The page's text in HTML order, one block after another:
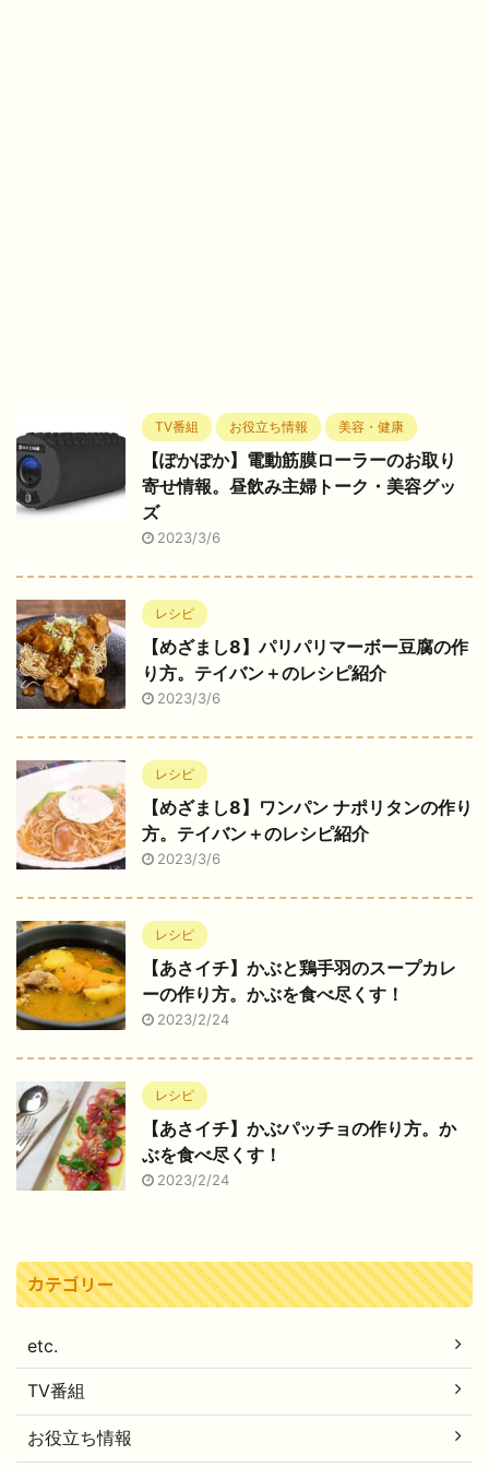
TV番組 お役立ち情報 美容・健康
【ぽかぽか】電動筋膜ローラーのお取り
寄せ情報。昼飲み主婦トーク・美容グッ
ズ
2023/3/6
レシピ
【めざまし8】パリパリマーボー豆腐の作
り方。テイバン＋のレシピ紹介
2023/3/6
レシピ
【めざまし8】ワンパン ナポリタンの作り
方。テイバン＋のレシピ紹介
2023/3/6
レシピ
【あさイチ】かぶと鶏手羽のスープカレ
ーの作り方。かぶを食べ尽くす！
2023/2/24
レシピ
【あさイチ】かぶパッチョの作り方。か
ぶを食べ尽くす！
2023/2/24
カテゴリー
etc.
TV番組
お役立ち情報